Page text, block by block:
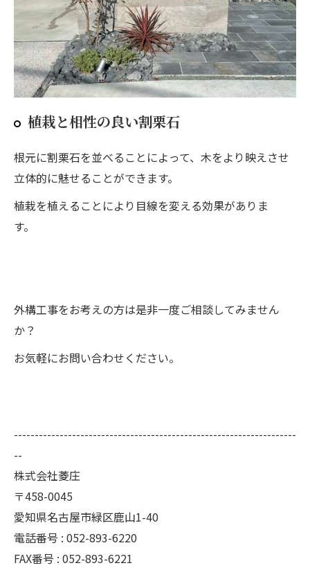
植栽と相性の良い割栗石
根元に割栗石を並べることによって、木をより映えさせ
立体的に魅せることができます。
植栽を植えることにより目線を変える効果がありま
す。
外構工事をお考えの方は是非一度ご相談してみません
か？
お気軽にお問い合わせください。
--------------------------------------------------------------------
--
株式会社菱庄
〒458-0045
愛知県名古屋市緑区鹿山1-40
電話番号 : 052-893-6220
FAX番号 : 052-893-6221